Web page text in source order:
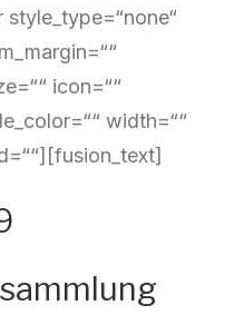
icon=““
width=““